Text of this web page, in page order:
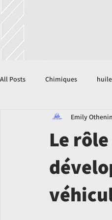
All Posts Chimiques
Le
Emily Othenin